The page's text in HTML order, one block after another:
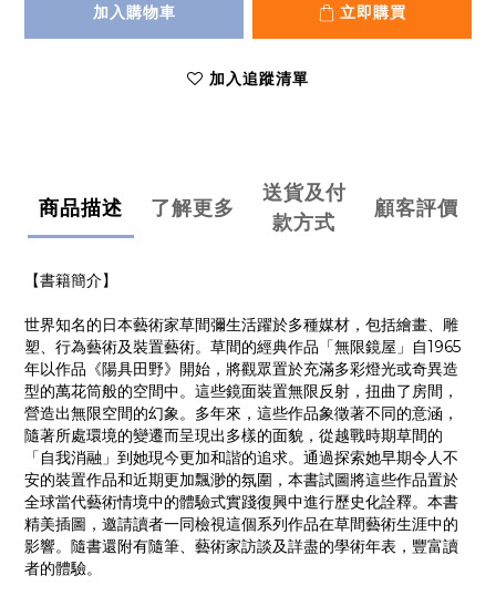
加入購物車 立即購買
加入追蹤清單
商品描述 了解更多
送貨及付
款方式
顧客評價
【書籍簡介】
世界知名的日本藝術家草間彌生活躍於多種媒材，包括繪畫、雕
塑、行為藝術及裝置藝術。草間的經典作品「無限鏡屋」自1965
年以作品《陽具田野》開始，將觀眾置於充滿多彩燈光或奇異造
型的萬花筒般的空間中。這些鏡面裝置無限反射，扭曲了房間，
營造出無限空間的幻象。多年來，這些作品象徵著不同的意涵，
隨著所處環境的變遷而呈現出多樣的面貌，從越戰時期草間的
「自我消融」到她現今更加和諧的追求。通過探索她早期令人不
安的裝置作品和近期更加飄渺的氛圍，本書試圖將這些作品置於
全球當代藝術情境中的體驗式實踐復興中進行歷史化詮釋。本書
精美插圖，邀請讀者一同檢視這個系列作品在草間藝術生涯中的
影響。隨書還附有隨筆、藝術家訪談及詳盡的學術年表，豐富讀
者的體驗。